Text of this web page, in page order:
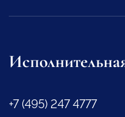
+7 (495) 247 4777